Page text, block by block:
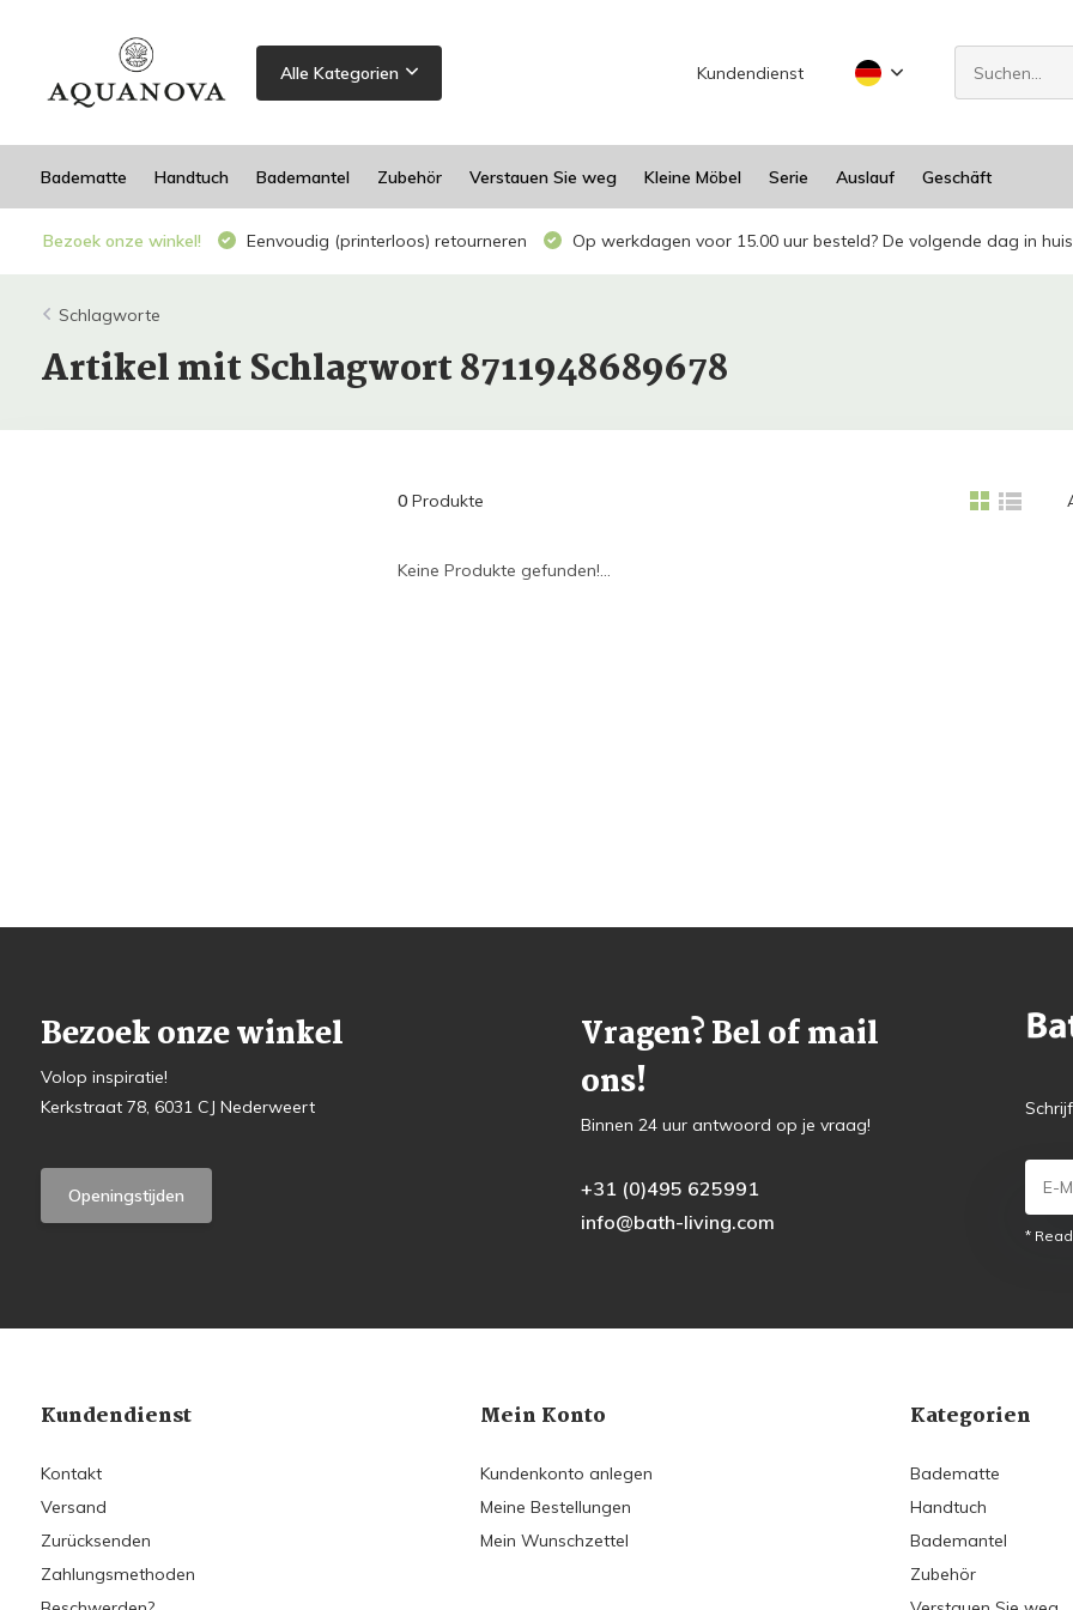
Alle Kategorien Kundendienst
Badematte Handtuch Bademantel Zubehör Verstauen Sie weg Kleine Möbel Serie Auslauf Geschäft
Bezoek onze winkel! Eenvoudig (printerloos) retourneren Op werkdagen voor 15.00 uur besteld? De volgende dag in
Schlagworte
Artikel mit Schlagwort 8711948689678
0Produkte
Keine Produkte gefunden!...
Bezoek onze winkel
Volop inspiratie!
Kerkstraat 78, 6031 CJ Nederweert
Openingstijden
Vragen? Bel of mail
ons!
Binnen 24 uur antwoord op je vraag!
+31 (0)495 625991
info@bath-living.com
*
Kundendienst
Kontakt
Versand
Zurücksenden
Zahlungsmethoden
Mein Konto
Kundenkonto anlegen
Meine Bestellungen
Mein Wunschzettel
Kategorien
Badematte
Handtuch
Bademantel
Zubehör